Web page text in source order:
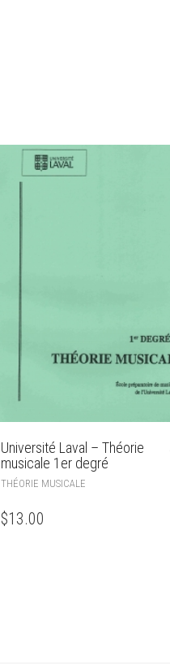
Université Laval – Théorie
musicale 1er degré
THÉORIE MUSICALE
$13.00